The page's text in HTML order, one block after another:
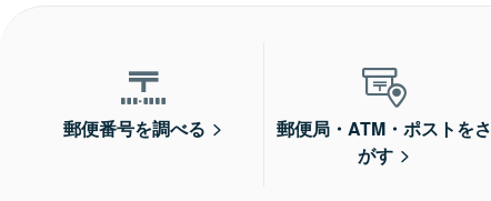
郵便番号を調べる
郵便局・ATM・ポストをさ
がす